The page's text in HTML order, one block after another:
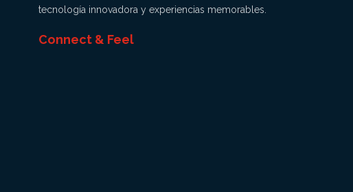
tecnología innovadora y experiencias memorables.
Connect & Feel